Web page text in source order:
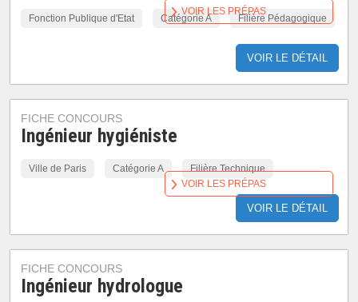
Fonction Publique d'Etat Catégorie A Filière Pédagogique
VOIR LE DÉTAIL
VOIR LES PRÉPAS
FICHE CONCOURS
Ingénieur hygiéniste
Ville de Paris Catégorie A Filière Technique
VOIR LE DÉTAIL
VOIR LES PRÉPAS
FICHE CONCOURS
Ingénieur hydrologue